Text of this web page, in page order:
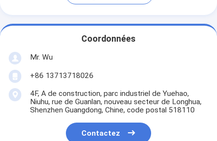
Coordonnées
Mr. Wu
+86 13713718026
4F, A de construction, parc industriel de Yuehao,
Niuhu, rue de Guanlan, nouveau secteur de Longhua,
Shenzhen Guangdong, Chine, code postal 518110
Contactez